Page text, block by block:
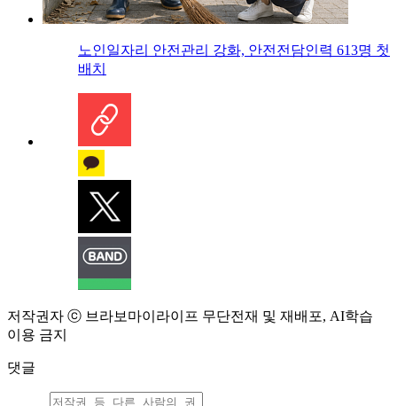
노인일자리 안전관리 강화, 안전전담인력 613명 첫
배치
저작권자 ⓒ 브라보마이라이프 무단전재 및 재배포, AI학습
이용 금지
댓글